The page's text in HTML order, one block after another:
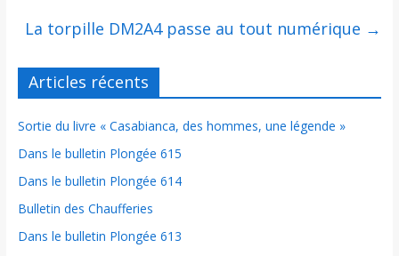
La torpille DM2A4 passe au tout numérique →
Articles récents
Sortie du livre « Casabianca, des hommes, une légende »
Dans le bulletin Plongée 615
Dans le bulletin Plongée 614
Bulletin des Chaufferies
Dans le bulletin Plongée 613